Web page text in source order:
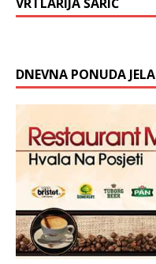
DNEVNA PONUDA JELA